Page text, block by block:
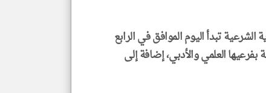
تبدأ ‏اليوم الموافق في الرابع
بفرعيها العلمي والأدبي، إضافة إلى